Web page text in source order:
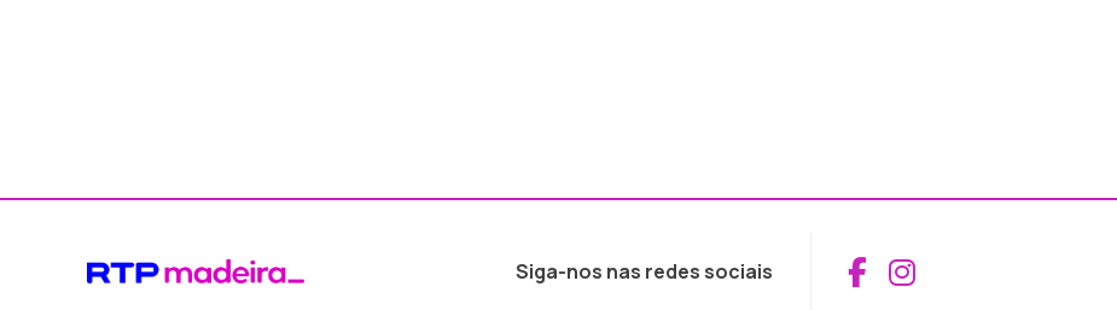
Siga-nos nas redes sociais Aceder ao
Aceder ao